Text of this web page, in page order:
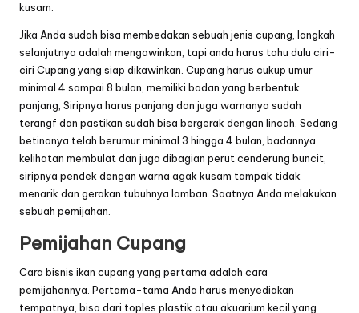
kusam.
Jika Anda sudah bisa membedakan sebuah jenis cupang, langkah
selanjutnya adalah mengawinkan, tapi anda harus tahu dulu ciri-
ciri Cupang yang siap dikawinkan. Cupang harus cukup umur
minimal 4 sampai 8 bulan, memiliki badan yang berbentuk
panjang, Siripnya harus panjang dan juga warnanya sudah
terangf dan pastikan sudah bisa bergerak dengan lincah. Sedang
betinanya telah berumur minimal 3 hingga 4 bulan, badannya
kelihatan membulat dan juga dibagian perut cenderung buncit,
siripnya pendek dengan warna agak kusam tampak tidak
menarik dan gerakan tubuhnya lamban. Saatnya Anda melakukan
sebuah pemijahan.
Pemijahan Cupang
Cara bisnis ikan cupang yang pertama adalah cara
pemijahannya. Pertama-tama Anda harus menyediakan
tempatnya, bisa dari toples plastik atau akuarium kecil yang